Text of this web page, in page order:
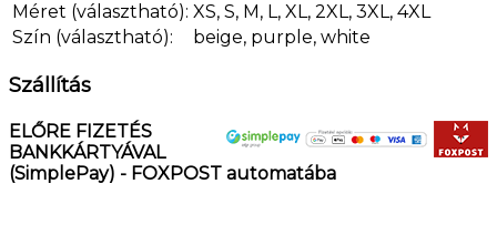
Méret (választható): XS, S, M, L, XL, 2XL, 3XL, 4XL
Szín (választható):
beige, purple, white
Szállítás
ELŐRE FIZETÉS
BANKKÁRTYÁVAL
(SimplePay) - FOXPOST automatába